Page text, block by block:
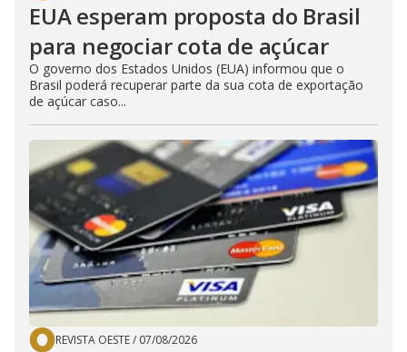
EUA esperam proposta do Brasil
para negociar cota de açúcar
O governo dos Estados Unidos (EUA) informou que o
Brasil poderá recuperar parte da sua cota de exportação
de açúcar caso...
REVISTA OESTE/ 07/08/2026